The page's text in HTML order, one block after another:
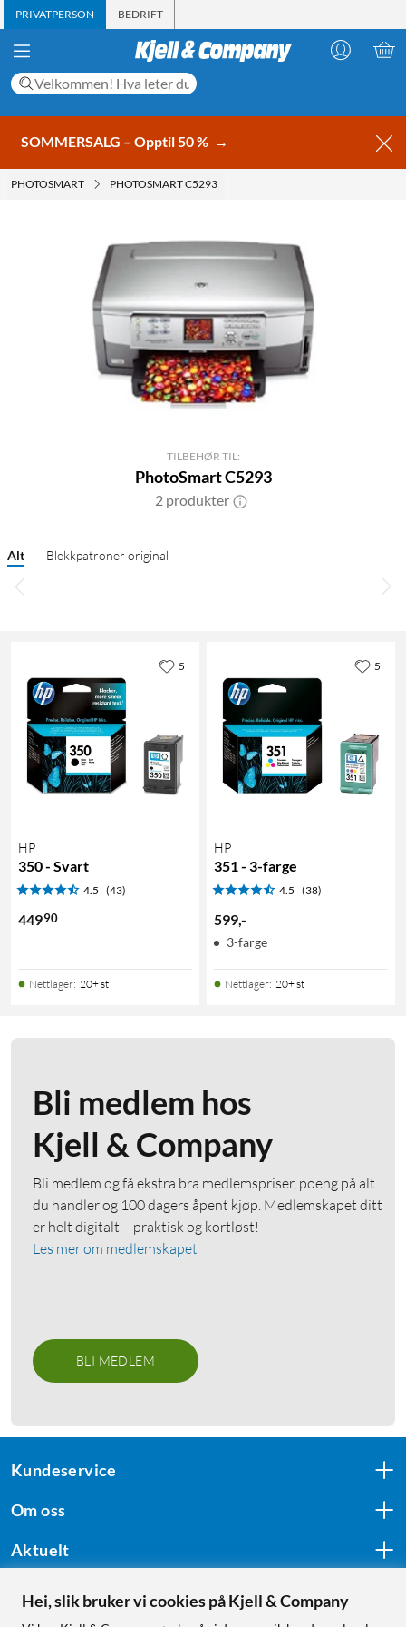
PRIVATPERSON BEDRIFT
SOMMERSALG – Opptil 50 % →
PHOTOSMART PHOTOSMART C5293
TILBEHØR TIL:
PhotoSmart C5293
2 produkter
Alt Blekkpatroner original
HP
350 - Svart
4.5 (43)
44990
Nettlager: 20+ st
5
HP
351 - 3-farge
4.5 (38)
599,-
3-farge
Nettlager: 20+ st
5
Bli medlem hos
Kjell & Company
Bli medlem og få ekstra bra medlemspriser, poeng på alt
du handler og 100 dagers åpent kjøp. Medlemskapet ditt
er helt digitalt – praktisk og kortløst!
Les mer om medlemskapet
BLI MEDLEM
Kundeservice
Om oss
Aktuelt
Følg oss
Hei, slik bruker vi cookies på Kjell & Company